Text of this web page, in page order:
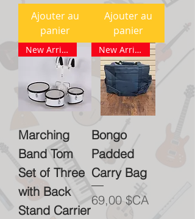
Ajouter au
panier
Ajouter au
panier
New Arrival
Marching
Band Tom
Set of Three
with Back
Stand Carrier
New Arrival
Bongo
Padded
Carry Bag
Prix
69,00 $CA